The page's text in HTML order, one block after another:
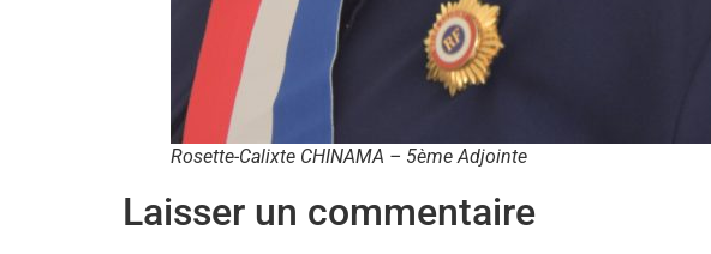
Rosette-Calixte CHINAMA – 5ème Adjointe
Laisser un commentaire